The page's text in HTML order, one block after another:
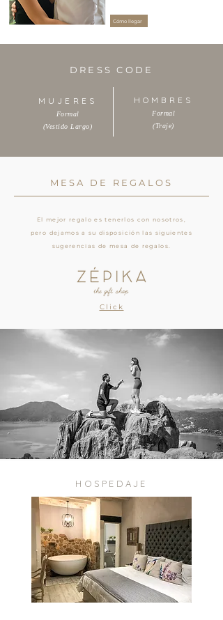
Cómo llegar
DRESS CODE
MUJERES
Formal
(Vestido Largo)
HOMBRES
Formal
(Traje)
MESA DE REGALOS
El mejor regalo es tenerlos con nosotros,
pero dejamos a su disposición las siguientes
sugerencias de mesa de regalos.
Click
HOSPEDAJE